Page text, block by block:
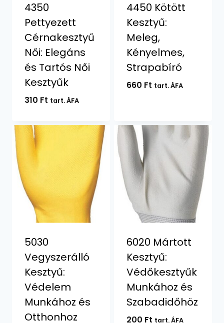
4350
Pettyezett
Cérnakesztyű
Női: Elegáns
és Tartós Női
Kesztyűk
310 Ft tart. ÁFA
4450 Kötött
Kesztyű:
Meleg,
Kényelmes,
Strapabíró
660 Ft tart. ÁFA
5030
Vegyszerálló
Kesztyű:
Védelem
Munkához és
Otthonhoz
6020 Mártott
Kesztyű:
Védőkesztyűk
Munkához és
Szabadidőhöz
200 Ft tart. ÁFA